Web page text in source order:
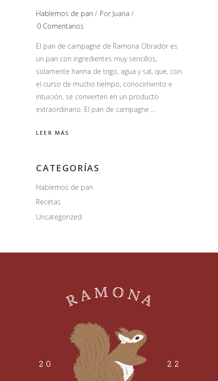
Hablemos de pan Por Juana
0 Comentarios
El pan de campagne de Ramona Obrador es
un pan con ingredientes muy sencillos,
solamente harina de trigo, agua y sal, que, con
el curso de mucho tiempo, conocimiento e
intuición, se convierten en un producto
extraordinario. El pan de campagne
LEER MÁS
CATEGORÍAS
Hablemos de pan
Recetas
Uncategorized